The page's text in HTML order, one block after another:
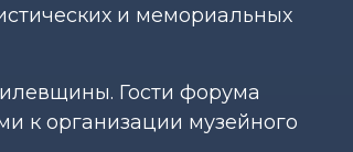
и мемориальных
Гости форума
к организации музейного